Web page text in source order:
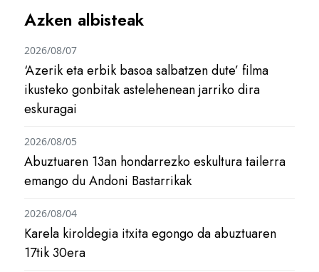
Azken albisteak
‘Azerik eta erbik basoa salbatzen dute’ filma
ikusteko gonbitak astelehenean jarriko dira
eskuragai
2026/08/07
Abuztuaren 13an hondarrezko eskultura tailerra
emango du Andoni Bastarrikak
2026/08/05
Karela kiroldegia itxita egongo da abuztuaren
17tik 30era
2026/08/04